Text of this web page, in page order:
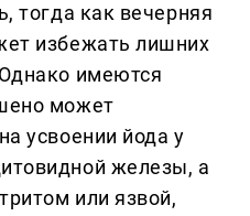
тогда как вечерняя
избежать лишних
имеются
может
усвоении йода у
железы, а
или язвой,